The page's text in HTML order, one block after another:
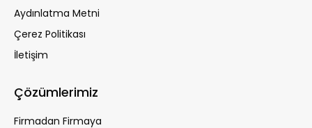
Aydınlatma Metni
Çerez Politikası
İletişim
Çözümlerimiz
Firmadan Firmaya